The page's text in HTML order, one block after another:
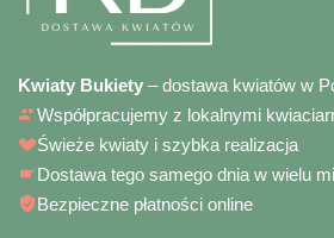
Kwiaty Bukiety – dostawa kwiatów w
Współpracujemy z lokalnymi
Świeże kwiaty i szybka realizacja
Dostawa tego samego dnia w wielu
Bezpieczne płatności online